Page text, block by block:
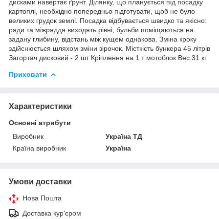
дисками навертає ґрунт. Ділянку, що планується під посадку
картоплі, необхідно попередньо підготувати, щоб не було
великих грудок землі. Посадка відбувається швидко та якісно:
ряди та міжряддя виходять рівні, бульби поміщаються на
задану глибину, відстань між кущем однакова. Зміна кроку
здійснюється шляхом зміни зірочок. Місткість бункера 45 літрів
Загортач дисковий - 2 шт Кріплення на 1 т мотоблок Вес 31 кг
Приховати
Характеристики
Основні атрибути
Виробник
Україна ТД
Країна виробник
Україна
Умови доставки
Нова Пошта
Доставка кур'єром